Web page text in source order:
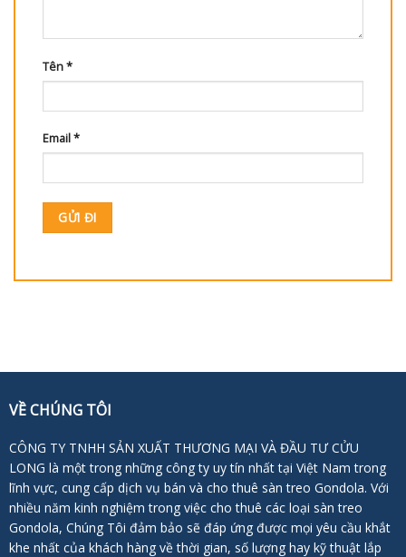
Tên*
Email*
VỀ CHÚNG TÔI
CÔNG TY TNHH SẢN XUẤT THƯƠNG MẠI VÀ ĐẦU TƯ CỬU
LONG là một trong những công ty uy tín nhất tại Việt Nam trong
lĩnh vực, cung cấp dịch vụ bán và cho thuê sàn treo Gondola. Với
nhiều năm kinh nghiệm trong việc cho thuê các loại sàn treo
Gondola, Chúng Tôi đảm bảo sẽ đáp ứng được mọi yêu cầu khắt
khe nhất của khách hàng về thời gian, số lượng hay kỹ thuật lắp